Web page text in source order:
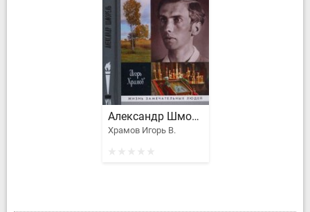
Александр Шморель
Храмов Игорь В.